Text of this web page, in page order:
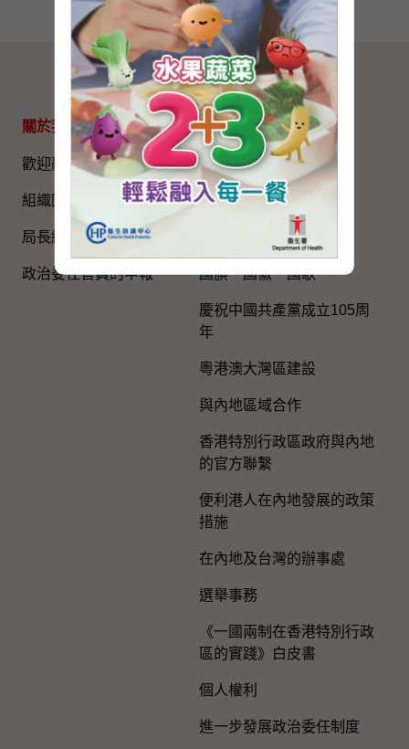
網站地圖
關於我們
歡迎辭
組織圖​
局長網誌
政治委任官員的申報
專題資料
國家五年規劃
國家憲法日
國旗、國徽、國歌
慶祝中國共產黨成立105周
年
粵港澳大灣區建設
與內地區域合作
香港特別行政區政府與內地
的官方聯繫
便利港人在內地發展的政策
措施
在內地及台灣的辦事處
選舉事務
《一國兩制在香港特別行政
區的實踐》白皮書
個人權利
進一步發展政治委任制度